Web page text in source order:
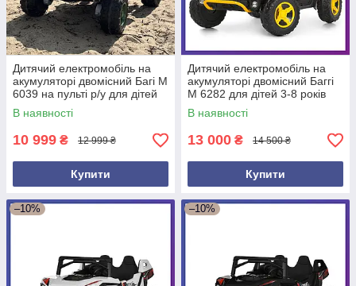
Дитячий електромобіль на
акумуляторі двомісний Багі M
6039 на пульті р/у для дітей
від 3 до 8 років Зелений
В наявності
10 999 ₴ 12 999 ₴
Купити
Дитячий електромобіль на
акумуляторі двомісний Баггі
M 6282 для дітей 3-8 років
Рожевий
В наявності
13 000 ₴ 14 500 ₴
Купити
–10% –10%